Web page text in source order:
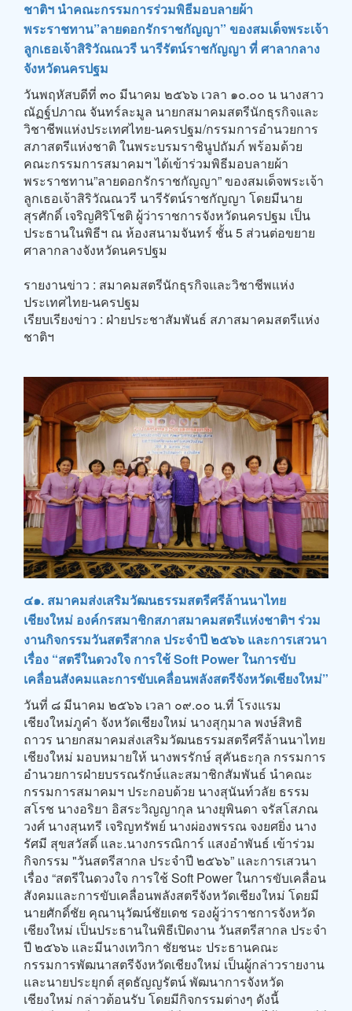
ชาติฯ นำคณะกรรมการร่วมพิธีมอบลายผ้า
พระราชทาน”ลายดอกรักราชกัญญา” ของสมเด็จพระเจ้า
ลูกเธอเจ้าสิริวัณณวรี นารีรัตน์ราชกัญญา ที่ ศาลากลาง
จังหวัดนครปฐม
วันพฤหัสบดีที่ ๓๐ มีนาคม ๒๕๖๖ เวลา ๑๐.๐๐ น นางสาว
ณัฏฐ์ปภาณ จันทร์ละมูล นายกสมาคมสตรีนักธุรกิจและ
วิชาชีพแห่งประเทศไทย-นครปฐม/กรรมการอำนวยการ
สภาสตรีแห่งชาติ ในพระบรมราชินูปถัมภ์ พร้อมด้วย
คณะกรรมการสมาคมฯ ได้เข้าร่วมพิธีมอบลายผ้า
พระราชทาน”ลายดอกรักราชกัญญา” ของสมเด็จพระเจ้า
ลูกเธอเจ้าสิริวัณณวรี นารีรัตน์ราชกัญญา โดยมีนาย
สุรศักดิ์ เจริญศิริโชติ ผู้ว่าราชการจังหวัดนครปฐม เป็น
ประธานในพิธีฯ ณ ห้องสนามจันทร์ ชั้น 5 ส่วนต่อขยาย
ศาลากลางจังหวัดนครปฐม
รายงานข่าว : สมาคมสตรีนักธุรกิจและวิชาชีพแห่ง
ประเทศไทย-นครปฐม
เรียบเรียงข่าว : ฝ่ายประชาสัมพันธ์ สภาสมาคมสตรีแห่ง
ชาติฯ
๔๑. สมาคมส่งเสริมวัฒนธรรมสตรีศรีล้านนาไทย
เชียงใหม่ องค์กรสมาชิกสภาสมาคมสตรีแห่งชาติฯ ร่วม
งานกิจกรรมวันสตรีสากล ประจำปี ๒๕๖๖ และการเสวนา
เรื่อง “สตรีในดวงใจ การใช้ Soft Power ในการขับ
เคลื่อนสังคมและการขับเคลื่อนพลังสตรีจังหวัดเชียงใหม่”
วันที่ ๘ มีนาคม ๒๕๖๖ เวลา ๐๙.๐๐ น.ที่ โรงแรม
เชียงใหม่ภูคำ จังหวัดเชียงใหม่ นางสุกุมาล พงษ์สิทธิ
ถาวร นายกสมาคมส่งเสริมวัฒนธรรมสตรีศรีล้านนาไทย
เชียงใหม่ มอบหมายให้ นางพรรักษ์ สุคันธะกุล กรรมการ
อำนวยการฝ่ายบรรณรักษ์และสมาชิกสัมพันธ์ นำคณะ
กรรมการสมาคมฯ ประกอบด้วย นางสุนันท์วลัย ธรรม
สโรช นางอริยา อิสระวิญญากุล นางยุพินดา จรัสโสภณ
วงศ์ นางสุนทรี เจริญทรัพย์ นางผ่องพรรณ จงยศยิ่ง นาง
รัศมี สุขสวัสดิ์ และ.นางกรรณิการ์ แสงอำพันธ์ เข้าร่วม
กิจกรรม "วันสตรีสากล ประจำปี ๒๕๖๖” และการเสวนา
เรื่อง “สตรีในดวงใจ การใช้ Soft Power ในการขับเคลื่อน
สังคมและการขับเคลื่อนพลังสตรีจังหวัดเชียงใหม่ โดยมี
นายศักดิ์ชัย คุณานุวัฒน์ชัยเดช รองผู้ว่าราชการจังหวัด
เชียงใหม่ เป็นประธานในพิธีเปิดงาน วันสตรีสากล ประจำ
ปี ๒๕๖๖ และมีนางเทวิกา ชัยชนะ ประธานคณะ
กรรมการพัฒนาสตรีจังหวัดเชียงใหม่ เป็นผู้กล่าวรายงาน
และนายประยุกต์ สุดธัญญรัตน์ พัฒนาการจังหวัด
เชียงใหม่ กล่าวต้อนรับ โดยมีกิจกรรมต่างๆ ดังนี้